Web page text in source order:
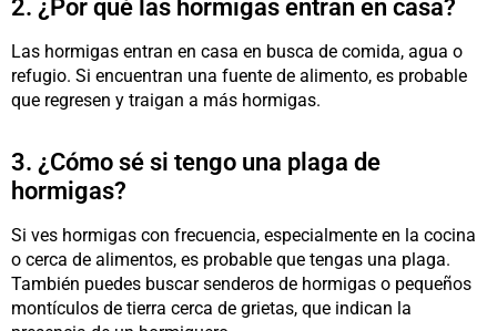
2. ¿Por qué las hormigas entran en casa?
Las hormigas entran en casa en busca de comida, agua o
refugio. Si encuentran una fuente de alimento, es probable
que regresen y traigan a más hormigas.
3. ¿Cómo sé si tengo una plaga de
hormigas?
Si ves hormigas con frecuencia, especialmente en la cocina
o cerca de alimentos, es probable que tengas una plaga.
También puedes buscar senderos de hormigas o pequeños
montículos de tierra cerca de grietas, que indican la